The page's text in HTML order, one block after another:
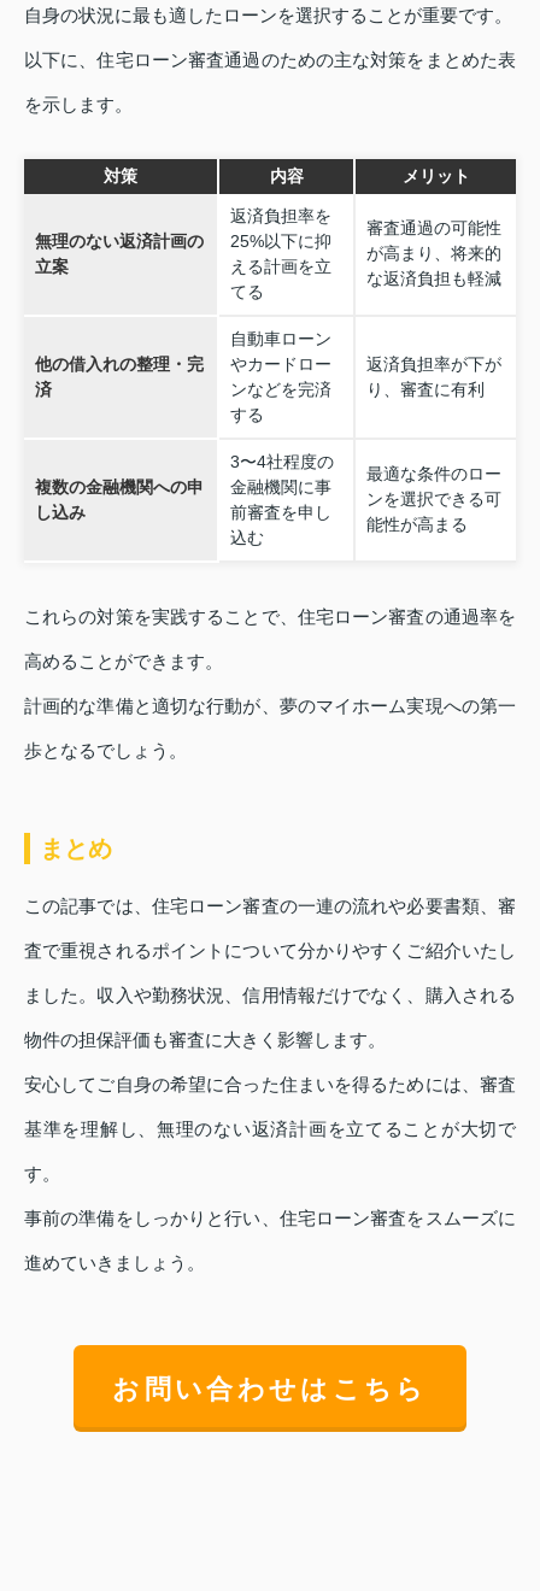
自身の状況に最も適したローンを選択することが重要です。
以下に、住宅ローン審査通過のための主な対策をまとめた表
を示します。
対策 内容 メリット
無理のない返済計画の
立案
返済負担率を
25%以下に抑
える計画を立
てる
審査通過の可能性
が高まり、将来的
な返済負担も軽減
他の借入れの整理・完
済
自動車ローン
やカードロー
ンなどを完済
する
返済負担率が下が
り、審査に有利
複数の金融機関への申
し込み
3〜4社程度の
金融機関に事
前審査を申し
込む
最適な条件のロー
ンを選択できる可
能性が高まる
これらの対策を実践することで、住宅ローン審査の通過率を
高めることができます。
計画的な準備と適切な行動が、夢のマイホーム実現への第一
歩となるでしょう。
まとめ
この記事では、住宅ローン審査の一連の流れや必要書類、審
査で重視されるポイントについて分かりやすくご紹介いたし
ました。収入や勤務状況、信用情報だけでなく、購入される
物件の担保評価も審査に大きく影響します。
安心してご自身の希望に合った住まいを得るためには、審査
基準を理解し、無理のない返済計画を立てることが大切で
す。
事前の準備をしっかりと行い、住宅ローン審査をスムーズに
進めていきましょう。
お問い合わせはこちら